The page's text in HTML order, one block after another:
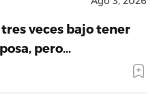
tres veces bajo tener
pero…